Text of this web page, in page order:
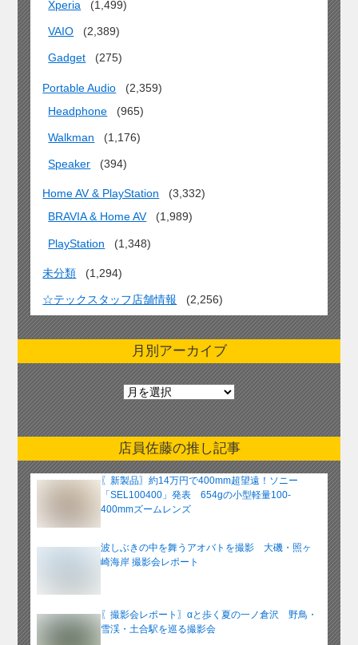
Xperia (1,499)
VAIO (2,389)
Gadget (275)
Portable Audio
(2,359)
Headphone
(965)
Walkman (1,176)
Speaker (394)
Home AV & PlayStation
(3,332)
BRAVIA & Home AV
(1,989)
PlayStation (1,348)
未分類 (1,294)
☆テックスタッフ店舗情報 (2,256)
月別アーカイブ
月
別
ア
ー
カ
イ
ブ
店員佐藤の推し記事
〖新製品〗約14万円で400mm超望遠！ソニー
「SEL100400」発表 654gの小型軽量100-
400mmズームレンズ
波しぶきの中を舞うアオバトを撮影 大磯・照ヶ
崎海岸 撮影会レポート
〖撮影会レポート〗αと歩く夏の一ノ倉沢 野鳥・
雪渓・土合駅を巡る撮影会